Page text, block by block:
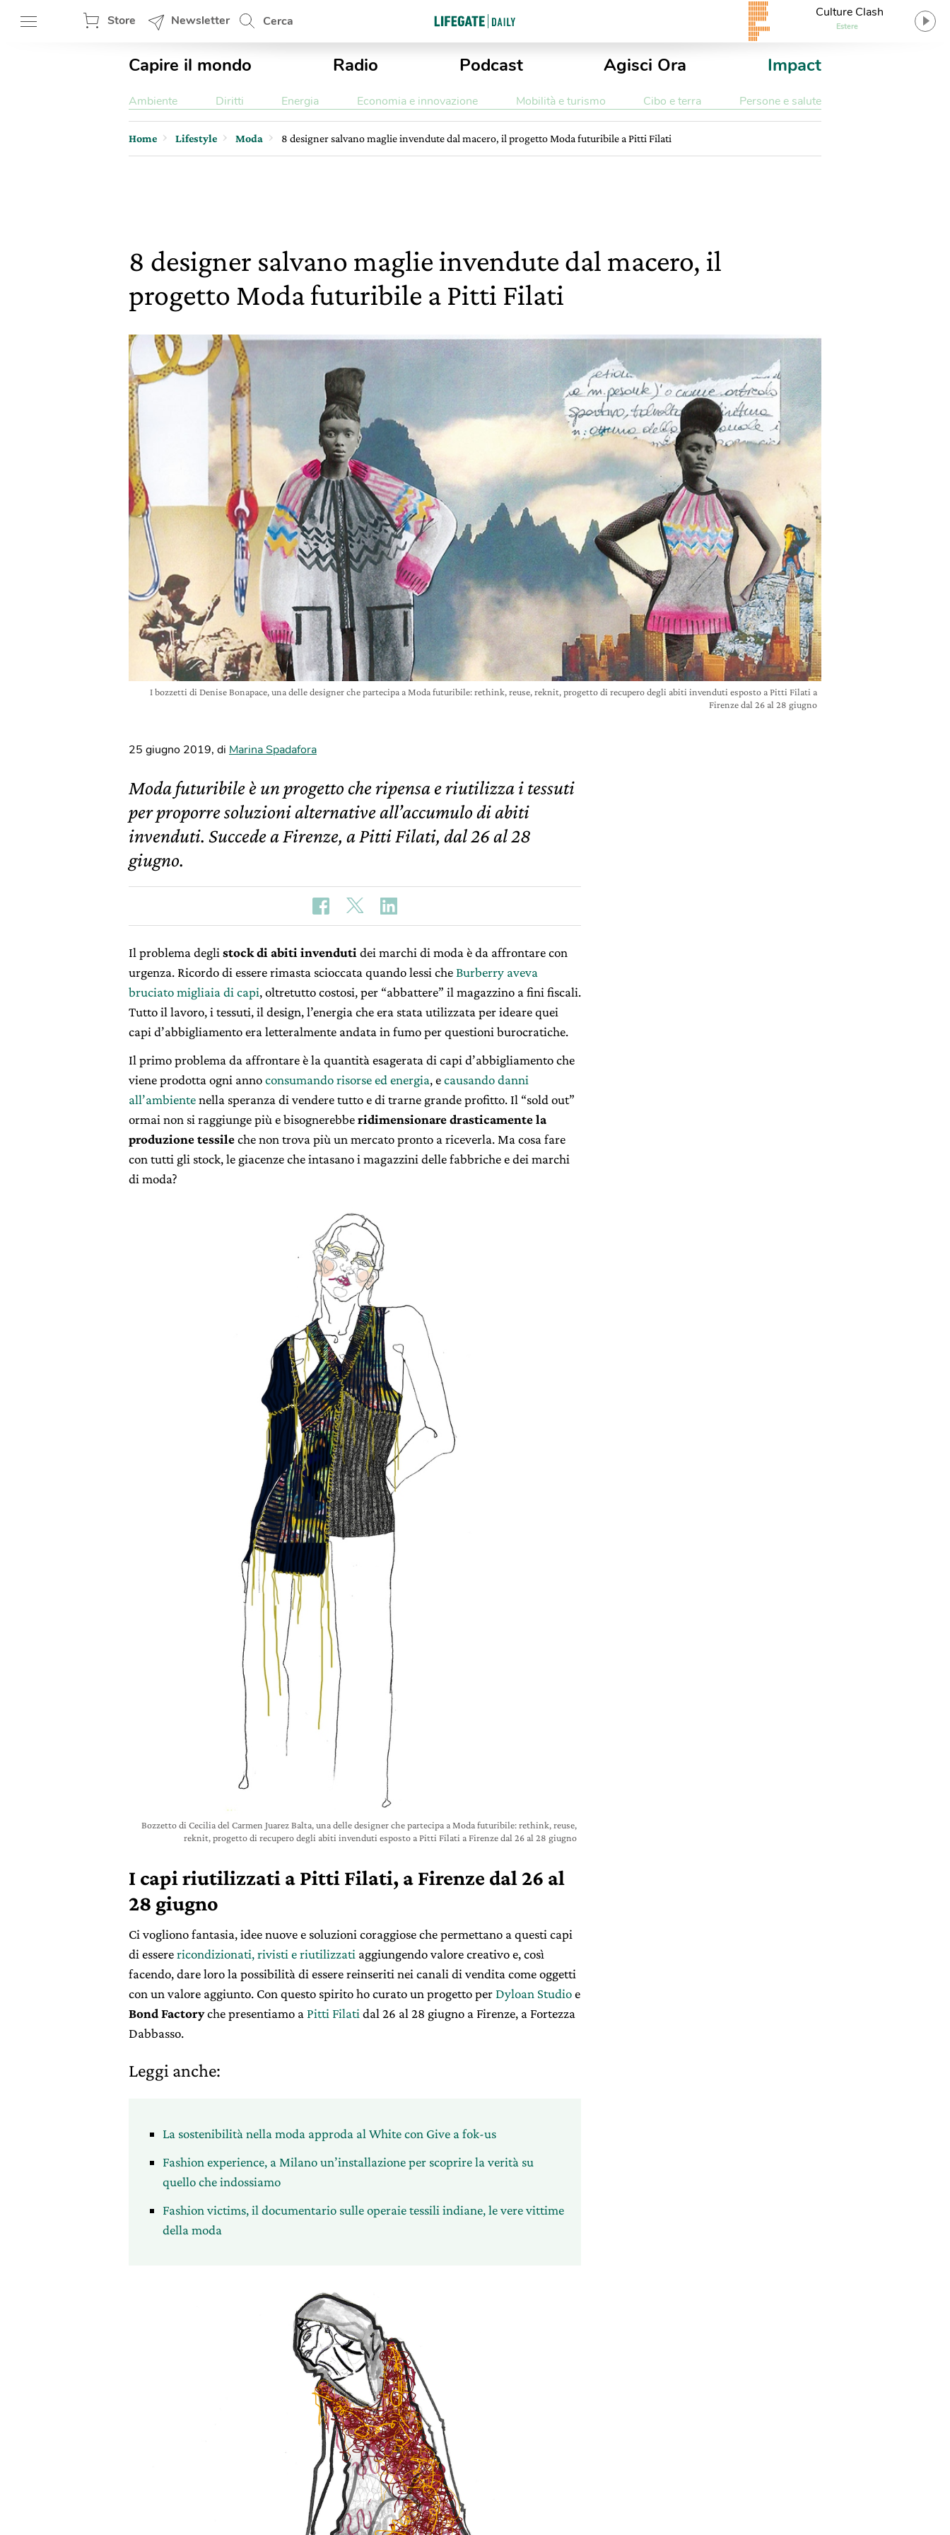
Store Newsletter Cerca
Culture Clash
Estere
Capire il mondo Radio Podcast Agisci Ora Impact
Ambiente Diritti Energia Economia e innovazione Mobilità e turismo Cibo e terra Persone e salute
Home Lifestyle Moda 8 designer salvano maglie invendute dal macero, il progetto Moda futuribile a Pitti Filati
8 designer salvano maglie invendute dal macero, il
progetto Moda futuribile a Pitti Filati
I bozzetti di Denise Bonapace, una delle designer che partecipa a Moda futuribile: rethink, reuse, reknit, progetto di recupero degli abiti invenduti esposto a Pitti Filati a
Firenze dal 26 al 28 giugno
25 giugno 2019, di Marina Spadafora
Moda futuribile è un progetto che ripensa e riutilizza i tessuti
per proporre soluzioni alternative all’accumulo di abiti
invenduti. Succede a Firenze, a Pitti Filati, dal 26 al 28
giugno.
Il problema degli stock di abiti invenduti dei marchi di moda è da affrontare con
urgenza. Ricordo di essere rimasta scioccata quando lessi cheBurberry aveva
bruciato migliaia di capi, oltretutto costosi, per “abbattere” il magazzino a fini fiscali.
Tutto il lavoro, i tessuti, il design, l’energia che era stata utilizzata per ideare quei
capi d’abbigliamento era letteralmente andata in fumo per questioni burocratiche.
Il primo problema da affrontare è la quantità esagerata di capi d’abbigliamento che
viene prodotta ogni annoconsumando risorse ed energia, ecausando danni
all’ambientenella speranza di vendere tutto e di trarne grande profitto. Il “sold out”
ormai non si raggiunge più e bisognerebberidimensionare drasticamente la
produzione tessileche non trova più un mercato pronto a riceverla. Ma cosa fare
con tutti gli stock, le giacenze che intasano i magazzini delle fabbriche e dei marchi
di moda?
Bozzetto di Cecilia del Carmen Juarez Balta, una delle designer che partecipa a Moda futuribile: rethink, reuse,
reknit, progetto di recupero degli abiti invenduti esposto a Pitti Filati a Firenze dal 26 al 28 giugno
I capi riutilizzati a Pitti Filati, a Firenze dal 26 al
28 giugno
Ci vogliono fantasia, idee nuove e soluzioni coraggiose che permettano a questi capi
di esserericondizionati, rivisti e riutilizzati aggiungendo valore creativo e, così
facendo, dare loro la possibilità di essere reinseriti nei canali di vendita come oggetti
con un valore aggiunto. Con questo spirito ho curato un progetto per Dyloan Studioe
Bond Factoryche presentiamo a Pitti Filati dal 26 al 28 giugno a Firenze, a Fortezza
Dabbasso.
Leggi anche:
La sostenibilità nella moda approda al White con Give a fok-us
Fashion experience, a Milano un’installazione per scoprire la verità su
quello che indossiamo
Fashion victims, il documentario sulle operaie tessili indiane, le vere vittime
della moda